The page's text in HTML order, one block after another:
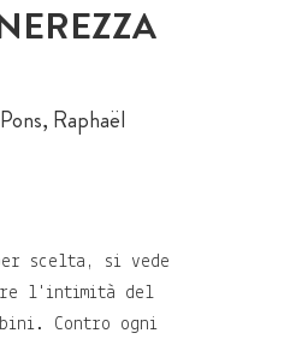
Raphaël
scelta, si vede
l'intimità del
Contro ogni